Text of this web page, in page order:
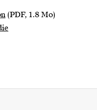
(PDF, 1.8 Mo)